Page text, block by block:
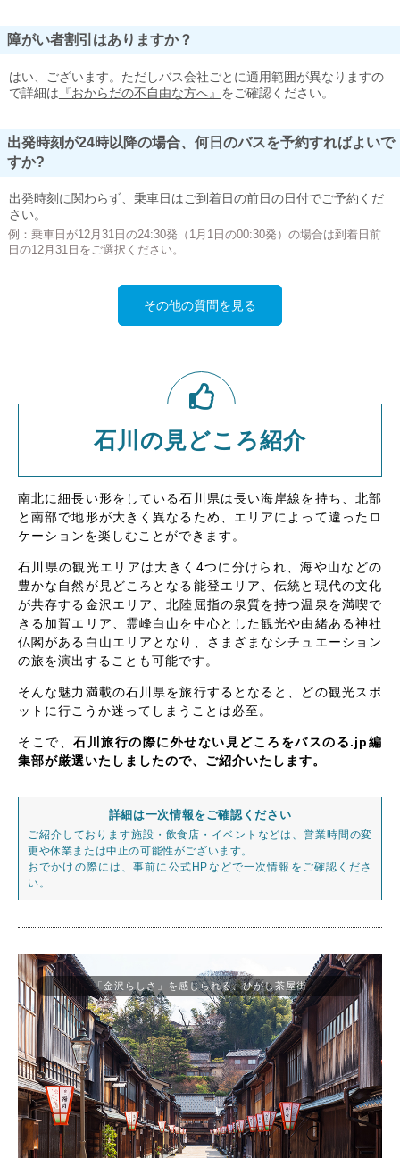
障がい者割引はありますか？
はい、ございます。ただしバス会社ごとに適用範囲が異なりますの
で詳細は 『おからだの不自由な方へ』 をご確認ください。
出発時刻が24時以降の場合、何日のバスを予約すればよいで
すか?
出発時刻に関わらず、乗車日はご到着日の前日の日付でご予約くだ
さい。
例：乗車日が12月31日の24:30発（1月1日の00:30発）の場合は到着日前
日の12月31日をご選択ください。
その他の質問を見る
石川の見どころ紹介
南北に細長い形をしている石川県は長い海岸線を持ち、北部
と南部で地形が大きく異なるため、エリアによって違ったロ
ケーションを楽しむことができます。
石川県の観光エリアは大きく4つに分けられ、海や山などの
豊かな自然が見どころとなる能登エリア、伝統と現代の文化
が共存する金沢エリア、北陸屈指の泉質を持つ温泉を満喫で
きる加賀エリア、霊峰白山を中心とした観光や由緒ある神社
仏閣がある白山エリアとなり、さまざまなシチュエーション
の旅を演出することも可能です。
そんな魅力満載の石川県を旅行するとなると、どの観光スポ
ットに行こうか迷ってしまうことは必至。
そこで、石川旅行の際に外せない見どころをバスのる.jp編
集部が厳選いたしましたので、ご紹介いたします。
詳細は一次情報をご確認ください
ご紹介しております施設・飲食店・イベントなどは、営業時間の変
更や休業または中止の可能性がございます。
おでかけの際には、事前に公式HPなどで一次情報をご確認くださ
い。
「金沢らしさ」を感じられる、ひがし茶屋街